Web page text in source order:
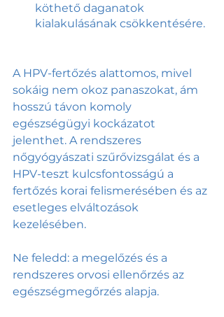
köthető daganatok
kialakulásának csökkentésére.
A HPV-fertőzés alattomos, mivel
sokáig nem okoz panaszokat, ám
hosszú távon komoly
egészségügyi kockázatot
jelenthet. A rendszeres
nőgyógyászati szűrővizsgálat és a
HPV-teszt kulcsfontosságú a
fertőzés korai felismerésében és az
esetleges elváltozások
kezelésében.
Ne feledd: a megelőzés és a
rendszeres orvosi ellenőrzés az
egészségmegőrzés alapja.